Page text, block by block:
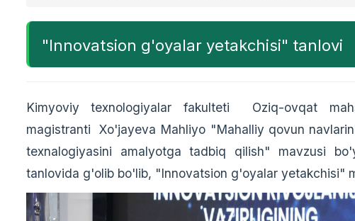
"Innovatsion g'oyalar yetakchisi" tanlovi
Kimyoviy texnologiyalar fakulteti Oziq-ovqat
magistranti Xo'jayeva Mahliyo "Mahalliy qovun
texnalogiyasini amalyotga tadbiq qilish" mavzusi
tanlovida g'olib bo'lib, "Innovatsion g'oyalar yetakchisi"